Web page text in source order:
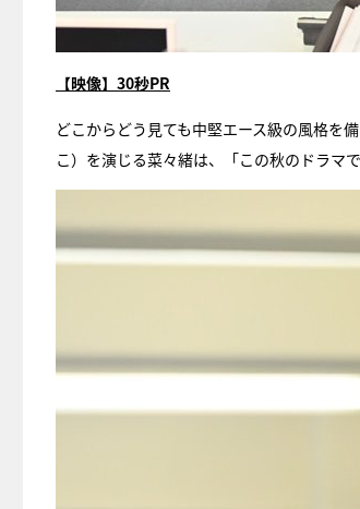
【映像】30秒PR
どこからどう見ても中堅エース級の風格を
こ）を演じる菜々緒は、「この秋のドラマ